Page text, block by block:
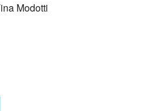
Modotti